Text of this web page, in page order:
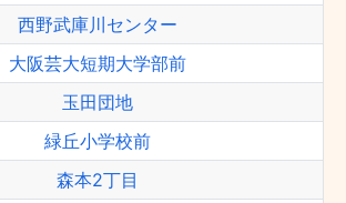
西野武庫川センター
大阪芸大短期大学部前
玉田団地
緑丘小学校前
森本2丁目